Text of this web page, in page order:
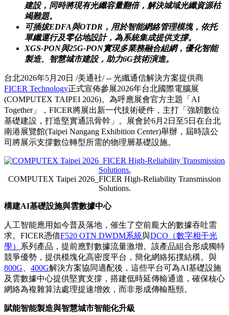
建設，同時將現有光纖容量翻倍，解決城域光纖資源枯
竭難題。
可插拔EDFA與OTDR，用於智能網絡管理模塊，依托
單纖運行及零佔地設計，為系統集成提供支撐。
XGS-PON與25G-PON實現多業務融合組網，優化智能
製造、智慧城市建設，助力6G技術演進。
台北2026年5月20日 /美通社/ -- 光纖通信解決方案提供商
FICER Technology正式宣佈參展2026年台北國際電腦展
(COMPUTEX TAIPEI 2026)。為呼應展會官方主題「AI
Together」，FICER將展出新一代技術硬件，主打 「強韌數位
基礎建設，打造堅實通訊骨幹」
。展會於6月2日至5日在台北
南港展覽館(Taipei Nangang Exhibition Center)舉辦，屆時該公
司將展示支撐數位轉型所需的物理層基礎設施。
COMPUTEX Taipei 2026_FICER High-Reliability Transmission
Solutions.
構建AI基礎設施與雲數據中心
人工智能應用如今普及落地，催生了空前龐大的數據吞吐需
求。FICER憑借F520 OTN DWDM系統與DCO（數字相干光
學） 系列產品，提前應對數據流量激增。該產品組合形成獨特
競爭優勢，提供模塊化高密度平台，簡化網絡拓撲結構。與
800G
400G解決方案協同適配後，這些平台可為AI基礎設施
及雲數據中心提供堅實支撐，搭建低時延傳輸通道，確保核心
網絡為複雜算法處理提速增效，而非形成傳輸瓶頸。
賦能智能製造與智慧城市智能化升級